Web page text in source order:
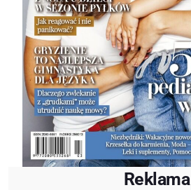
Reklama